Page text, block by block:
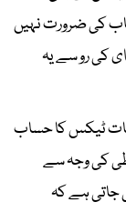
کی ضرورت نہیں
کی رو سے یہ
ٹیکس کا حساب
کی وجہ سے
جاتی ہے کہ